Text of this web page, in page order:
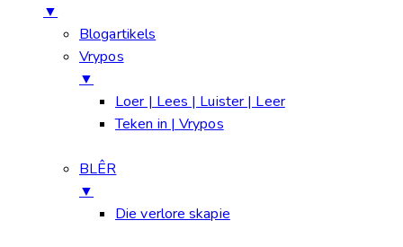
▼
Blogartikels
Vrypos
▼
Loer | Lees | Luister | Leer
Teken in | Vrypos
BLÊR
▼
Die verlore skapie